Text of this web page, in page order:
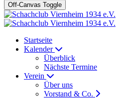
Off-Canvas Toggle
Startseite
Kalender
Überblick
Nächste Termine
Verein
Über uns
Vorstand & Co.